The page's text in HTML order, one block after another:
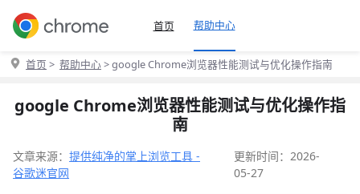
首页 帮助中心
首页 > 帮助中心> google Chrome浏览器性能测试与优化操作指南
google Chrome浏览器性能测试与优化操作指
南
文章来源： 提供纯净的掌上浏览工具 -
谷歌迷官网
更新时间：2026-
05-27